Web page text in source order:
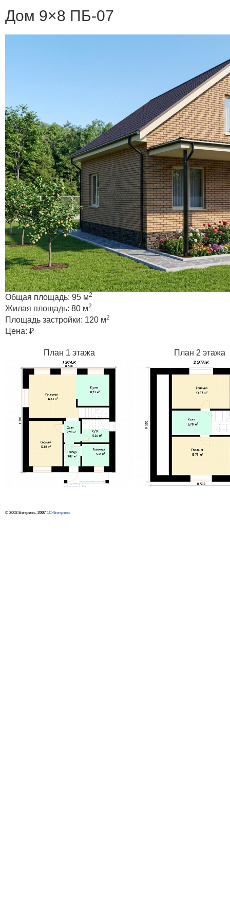
Дом 9×8 ПБ-07
Общая площадь: 95 м2
Жилая площадь: 80 м2
Площадь застройки: 120 м2
Цена: ₽
План 1 этажа План 2 этажа
© 2002 Битрикс, 2007 1С-Битрикс